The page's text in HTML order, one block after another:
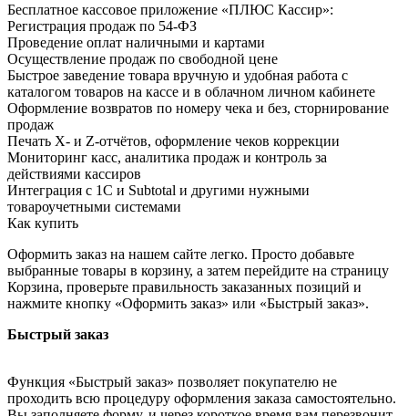
Бесплатное кассовое приложение «ПЛЮС Кассир»:
Регистрация продаж по 54-ФЗ
Проведение оплат наличными и картами
Осуществление продаж по свободной цене
Быстрое заведение товара вручную и удобная работа с
каталогом товаров на кассе и в облачном личном кабинете
Оформление возвратов по номеру чека и без, сторнирование
продаж
Печать X- и Z-отчётов, оформление чеков коррекции
Мониторинг касс, аналитика продаж и контроль за
действиями кассиров
Интеграция с 1С и Subtotal и другими нужными
товароучетными системами
Как купить
Оформить заказ на нашем сайте легко. Просто добавьте
выбранные товары в корзину, а затем перейдите на страницу
Корзина, проверьте правильность заказанных позиций и
нажмите кнопку «Оформить заказ» или «Быстрый заказ».
Быстрый заказ
Функция «Быстрый заказ» позволяет покупателю не
проходить всю процедуру оформления заказа самостоятельно.